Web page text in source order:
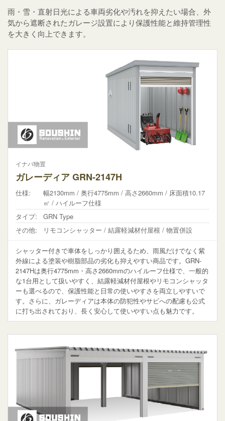
雨・雪・直射日光による車両劣化や汚れを抑えたい場合、外
気から遮断されたガレージ設置により保護性能と維持管理性
を大きく向上できます。
イナバ物置
ガレーディア GRN-2147H
仕様:
幅2130mm / 奥行4775mm / 高さ2660mm / 床面積10.17
㎡ / ハイルーフ仕様
タイプ:
GRN Type
その他:
リモコンシャッター / 結露軽減材付屋根 / 物置併設
シャッター付きで車体をしっかり囲えるため、雨風だけでなく紫
外線による塗装や樹脂部品の劣化も抑えやすい商品です。GRN-
2147Hは奥行4775mm・高さ2660mmのハイルーフ仕様で、一般的
な1台用として扱いやすく、結露軽減材付屋根やリモコンシャッタ
ーも選べるので、保護性能と日常の使いやすさを両立しやすいで
す。さらに、ガレーディアは本体の防犯性やサビへの配慮も公式
に打ち出されており、長く安心して使いやすい点も魅力です。